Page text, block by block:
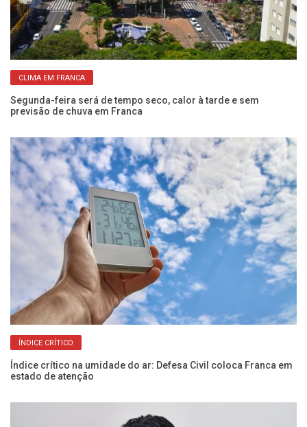
CLIMA EM FRANCA
Segunda-feira será de tempo seco, calor à tarde e sem
previsão de chuva em Franca
ÍNDICE CRÍTICO
Índice crítico na umidade do ar: Defesa Civil coloca Franca em
estado de atenção